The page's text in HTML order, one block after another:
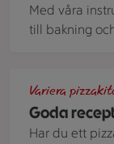
Med våra
till bakning
Goda
Variera
Har du ett